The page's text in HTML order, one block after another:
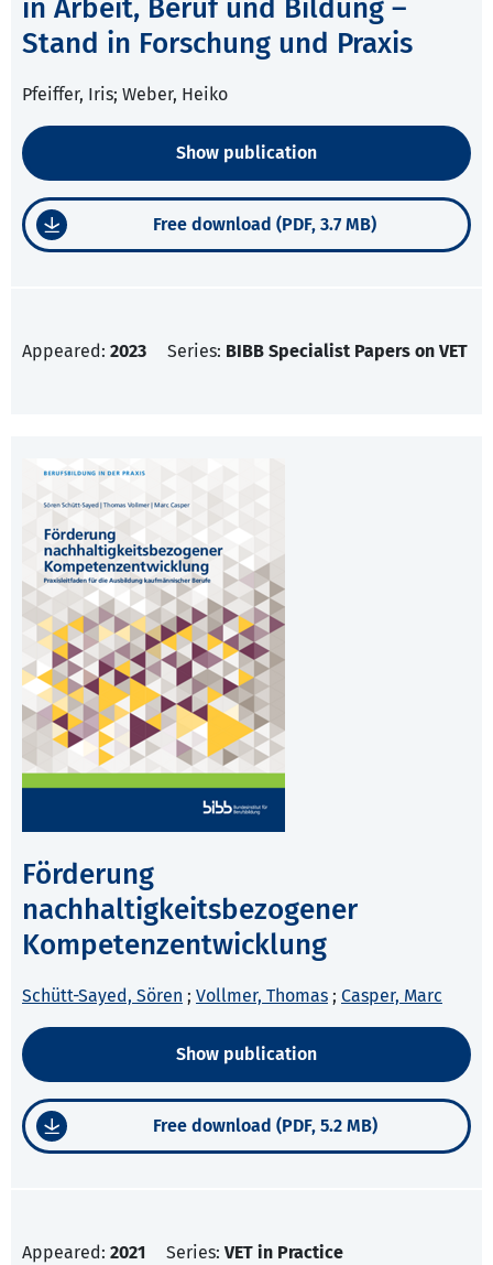
in Arbeit, Beruf und Bildung –
Stand in Forschung und Praxis
Pfeiffer, Iris; Weber, Heiko
Show publication
Free download (PDF, 3.7 MB)
Appeared: 2023 Series: BIBB Specialist Papers on VET
Förderung
nachhaltigkeitsbezogener
Kompetenzentwicklung
Schütt-Sayed, Sören ; Vollmer, Thomas ; Casper, Marc
Show publication
Free download (PDF, 5.2 MB)
Appeared: 2021 Series: VET in Practice